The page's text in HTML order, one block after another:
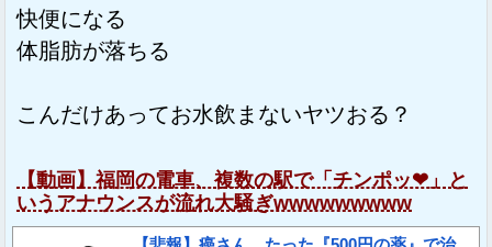
快便になる
体脂肪が落ちる
こんだけあってお水飲まないヤツおる？
【動画】福岡の電車、複数の駅で「チンポッ❤」と
いうアナウンスが流れ大騒ぎwwwwwwwww